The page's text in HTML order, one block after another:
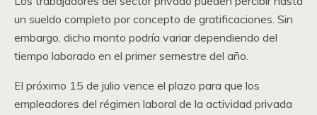
un sueldo completo por concepto de gratificaciones. Sin
embargo, dicho monto podría variar dependiendo del
tiempo laborado en el primer semestre del año.
El próximo 15 de julio vence el plazo para que los
empleadores del régimen laboral de la actividad privada